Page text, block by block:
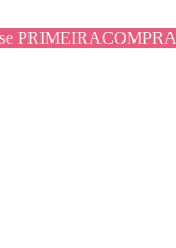
PRIMEIRACOMPRA